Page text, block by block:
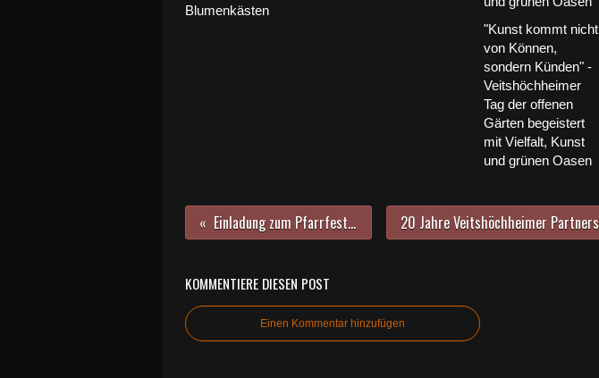
Blumenkästen
"Kunst kommt nicht
von Können,
sondern Künden" -
Veitshöchheimer
Tag der offenen
Gärten begeistert
mit Vielfalt, Kunst
und grünen Oasen
Einladung zum Pfarrfest zu Bilhildis am 01. Juni 2014
KOMMENTIERE DIESEN POST
Einen Kommentar hinzufügen